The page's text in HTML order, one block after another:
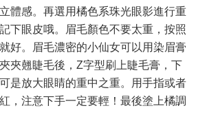
體感。再選用橘色系珠光眼影進行重
下眼皮哦。眉毛顏色不要太重，按照
好。眉毛濃密的小仙女可以用染眉膏
夾翹睫毛後，Z字型刷上睫毛膏，下
是放大眼睛的重中之重。用手指或者
，注意下手一定要輕！最後塗上橘調